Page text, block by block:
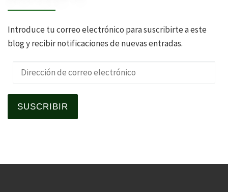
Introduce tu correo electrónico para suscribirte a este
blog y recibir notificaciones de nuevas entradas.
Dirección de correo electrónico
SUSCRIBIR